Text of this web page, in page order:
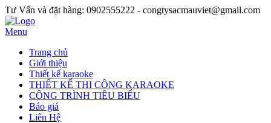
Tư Vấn và đặt hàng: 0902555222 - congtysacmauviet@gmail.com
Menu
Trang chủ
Giới thiệu
Thiết kế karaoke
THIẾT KẾ THI CÔNG KARAOKE
CÔNG TRÌNH TIÊU BIỂU
Báo giá
Liên Hệ